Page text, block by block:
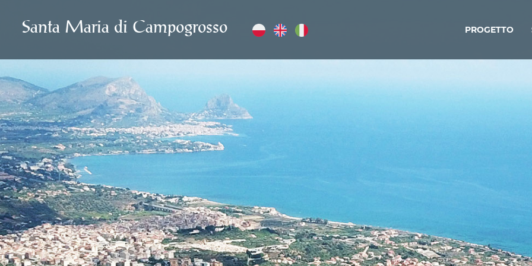
Santa Maria di Campogrosso PROGETTO